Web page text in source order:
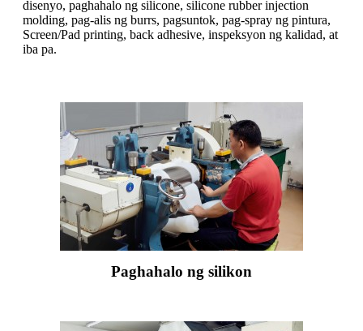
disenyo, paghahalo ng silicone, silicone rubber injection
molding, pag-alis ng burrs, pagsuntok, pag-spray ng pintura,
Screen/Pad printing, back adhesive, inspeksyon ng kalidad, at
iba pa.
Paghahalo ng silikon